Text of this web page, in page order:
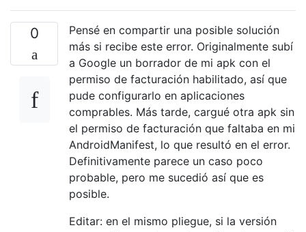
0
Pensé en compartir una posible solución
más si recibe este error. Originalmente subí
a Google un borrador de mi apk con el
permiso de facturación habilitado, así que
pude configurarlo en aplicaciones
comprables. Más tarde, cargué otra apk sin
el permiso de facturación que faltaba en mi
AndroidManifest, lo que resultó en el error.
Definitivamente parece un caso poco
probable, pero me sucedió así que es
posible.
Editar: en el mismo pliegue, si la versión